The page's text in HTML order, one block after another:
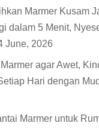
Marmer Kusam
dalam 5 Menit,
June, 2026
agar Awet,
Hari dengan
Marmer untuk